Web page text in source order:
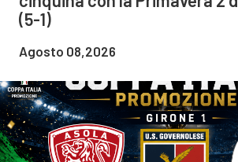
(5-1)
Agosto 08,2026